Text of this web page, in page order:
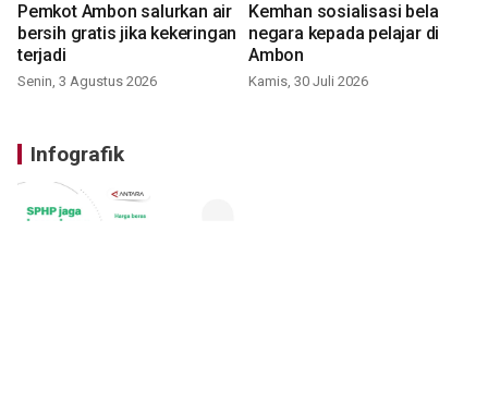
Pemkot Ambon salurkan air
bersih gratis jika kekeringan
terjadi
Senin, 3 Agustus 2026
Kemhan sosialisasi bela
negara kepada pelajar di
Ambon
Kamis, 30 Juli 2026
Infografik